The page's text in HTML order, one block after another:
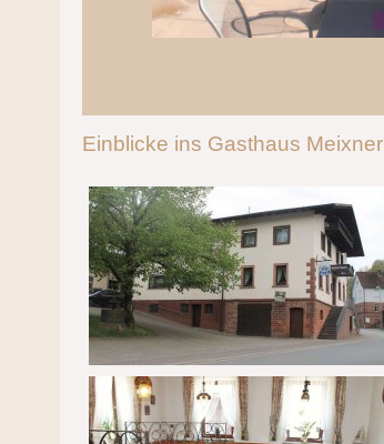
Einblicke ins Gasthaus Meixner